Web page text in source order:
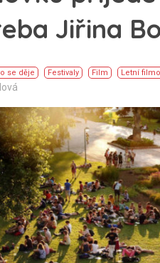
Jiřina
se děje Festivaly Film Letní